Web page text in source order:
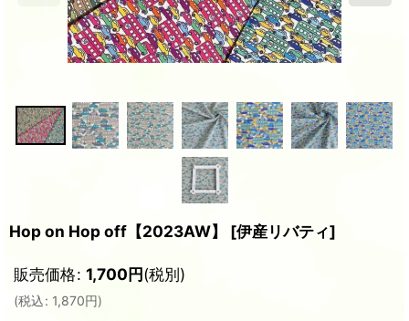
Hop on Hop off【2023AW】 [伊産リバティ]
販売価格: 1,700円(税別)
(税込: 1,870円)